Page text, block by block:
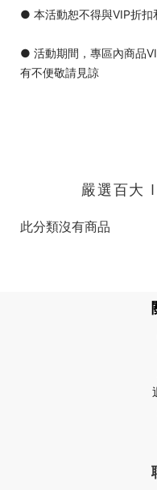
● 本活動恕不得與VIP折扣
● 活動期間，專區內商品
有不便敬請見諒
嚴選百大
此分類沒有商品